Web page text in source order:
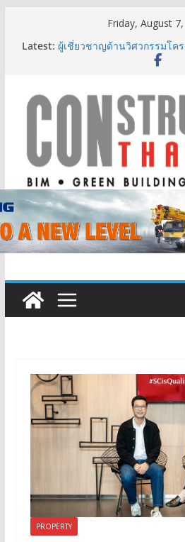
Friday, August
Latest: ผู้เชี่ยวชาญด้านวิศวกรรมโค
มาตรฐานตั้งแต่การออกแบบ
เติบโต 377% ชี้ดีมานด์ภูเก็ตยั
BCT Expo 2026 ชูแนวคิด
Construction & Mining” ขั
ก่อสร้างและเหมืองแร่สู่สังคม
ลลิล พร็อพเพอร์ตี้ ก้าวสู่ปีที่ 40
IHG Hotels & Resorts เปิด
อ่าวนางแห่งแรกในกระบี่
PROPERTY